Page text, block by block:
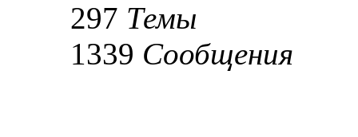
297 Темы
1339 Сообщения